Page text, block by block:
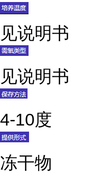
见说明书
见说明书
4-10度
冻干物